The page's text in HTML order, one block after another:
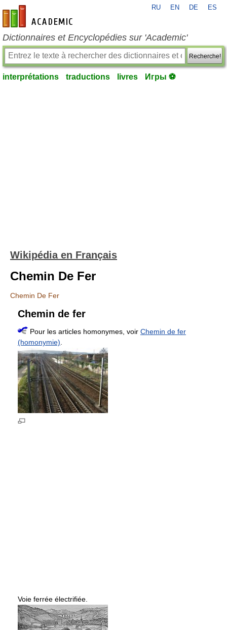
fr-academic.com
RU EN DE ES
Dictionnaires et Encyclopédies sur 'Academic'
Recherche!
interprétations traductions livres Игры ⚽
Wikipédia en Français
Chemin De Fer
Chemin De Fer
Chemin de fer
Pour les articles homonymes, voir Chemin de fer
(homonymie)
Voie ferrée électrifiée.